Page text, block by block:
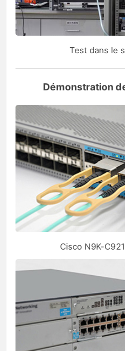
Test dans le
Démonstration
Cisco N9K-